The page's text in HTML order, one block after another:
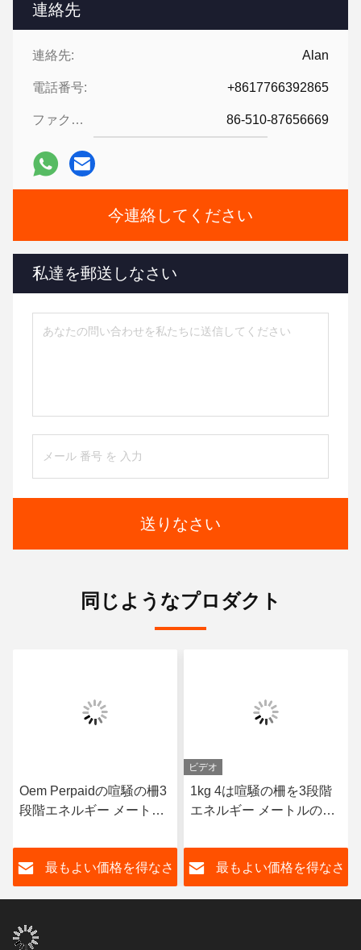
連絡先
連絡先: Alan
電話番号: +8617766392865
ファクシミリ: 86-510-87656669
今連絡してください
私達を郵送しなさい
送りなさい
同じようなプロダクト
Oem Perpaidの喧騒の柵3
段階エネルギー メートル
メートル50Hz
最もよい価格を得なさ
ビデオ
1kg 4は喧騒の柵を3段階
エネルギー メートルの無
ワイヤーで縛る
最もよい価格を得なさ